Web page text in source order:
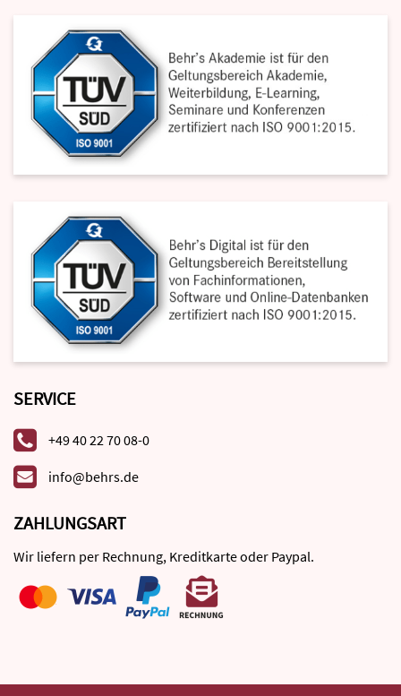
SERVICE
+49 40 22 70 08-0
info@behrs.de
ZAHLUNGSART
Wir liefern per Rechnung, Kreditkarte oder Paypal.